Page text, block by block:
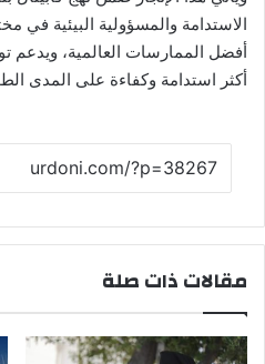
الاستدامة والمسؤولية البيئية في
أفضل الممارسات العالمية، ويدعم
أكثر استدامة وكفاءة على المدى
مقالات ذات صلة